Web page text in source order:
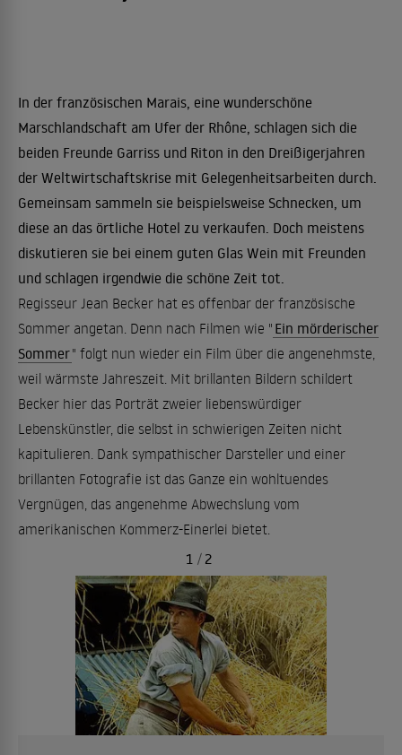
In der französischen Marais, eine wunderschöne
Marschlandschaft am Ufer der Rhône, schlagen sich die
beiden Freunde Garriss und Riton in den Dreißigerjahren
der Weltwirtschaftskrise mit Gelegenheitsarbeiten durch.
Gemeinsam sammeln sie beispielsweise Schnecken, um
diese an das örtliche Hotel zu verkaufen. Doch meistens
diskutieren sie bei einem guten Glas Wein mit Freunden
und schlagen irgendwie die schöne Zeit tot.
Regisseur Jean Becker hat es offenbar der französische
Sommer angetan. Denn nach Filmen wie " Ein mörderischer
Sommer" folgt nun wieder ein Film über die angenehmste,
weil wärmste Jahreszeit. Mit brillanten Bildern schildert
Becker hier das Porträt zweier liebenswürdiger
Lebenskünstler, die selbst in schwierigen Zeiten nicht
kapitulieren. Dank sympathischer Darsteller und einer
brillanten Fotografie ist das Ganze ein wohltuendes
Vergnügen, das angenehme Abwechslung vom
amerikanischen Kommerz-Einerlei bietet.
1 / 2